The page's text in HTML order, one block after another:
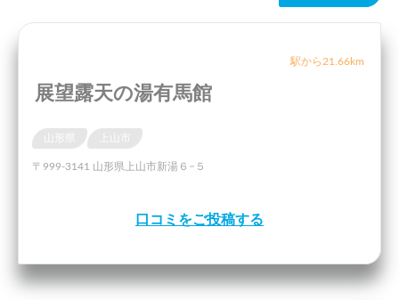
駅から21.66km
展望露天の湯有馬館
〒999-3141 山形県上山市新湯６−５
口コミをご投稿する